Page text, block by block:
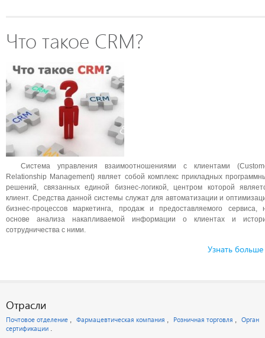
Что такое CRM?
Система управления взаимоотношениями с клиентами
Relationship Management) являет собой комплекс прикладных
решений, связанных единой бизнес-логикой, центром которой
клиент. Средства данной системы служат для автоматизации и
бизнес-процессов маркетинга, продаж и предоставляемого сервиса,
основе анализа накапливаемой информации о клиентах и
сотрудничества с ними.
Узнать больше
Отрасли
Почтовое отделение Фармацевтическая компания Розничная торговля
Орган
сертификации